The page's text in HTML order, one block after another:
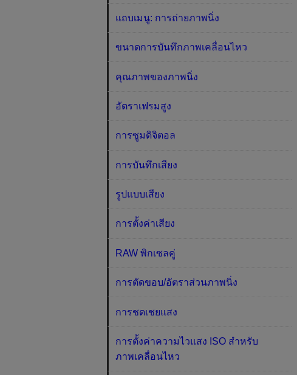
แถบเมนู: การถ่ายภาพนิ่ง
ขนาดการบันทึกภาพเคลื่อนไหว
คุณภาพของภาพนิ่ง
อัตราเฟรมสูง
การซูมดิจิตอล
การบันทึกเสียง
รูปแบบเสียง
การตั้งค่าเสียง
RAW พิกเซลคู่
การตัดขอบ/อัตราส่วนภาพนิ่ง
การชดเชยแสง
การตั้งค่าความไวแสง ISO สำหรับ
ภาพเคลื่อนไหว